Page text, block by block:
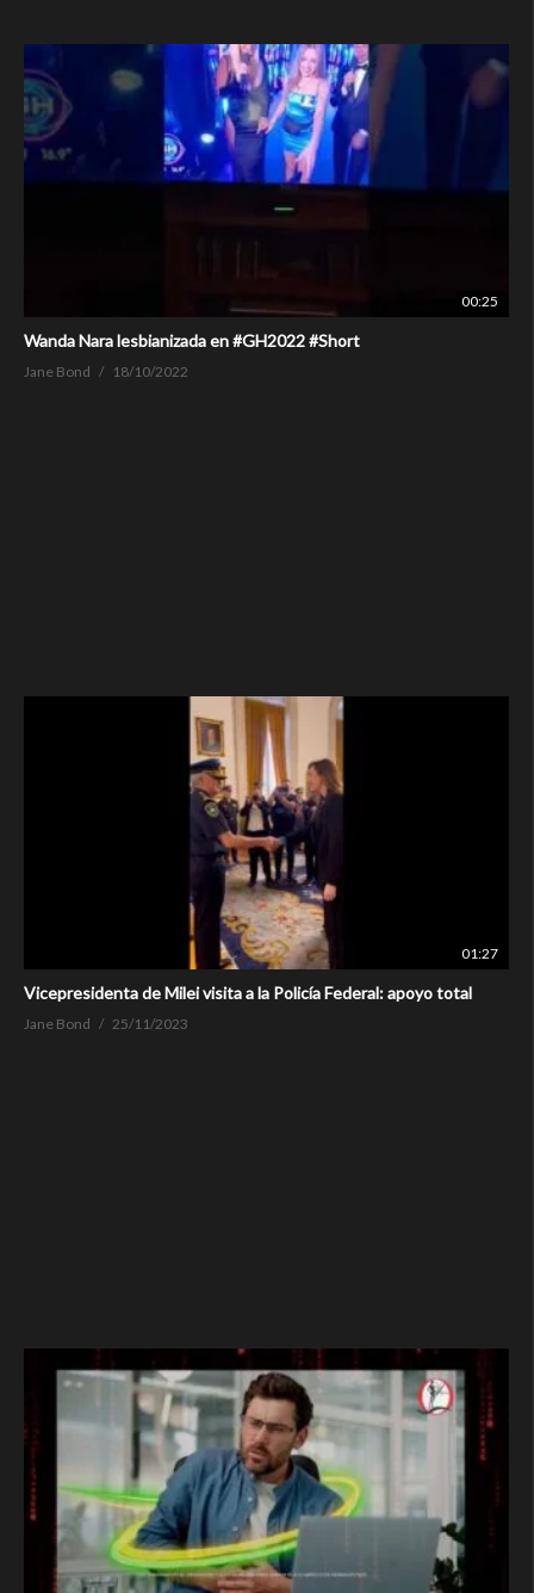
00:25
Wanda Nara lesbianizada en #GH2022 #Short
Jane Bond 18/10/2022
01:27
Vicepresidenta de Milei visita a la Policía Federal: apoyo total
Jane Bond 25/11/2023